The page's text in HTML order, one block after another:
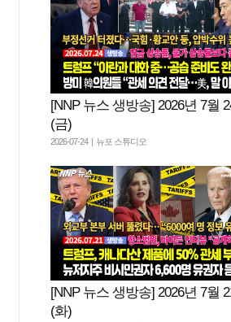
[NNP 뉴스 생방송] 2026년 7월
(금)
2026-07-24 | 뉴포 스튜디오
[NNP 뉴스 생방송] 2026년 7월
(화)